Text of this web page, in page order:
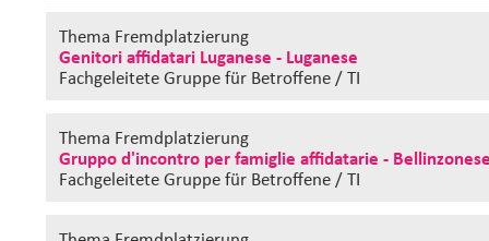
Thema Fremdplatzierung
Genitori affidatari Luganese - Luganese
Fachgeleitete Gruppefür Betroffene / TI
Thema Fremdplatzierung
Gruppo d'incontro per famiglie affidatarie - Bellinzonese
Fachgeleitete Gruppefür Betroffene / TI